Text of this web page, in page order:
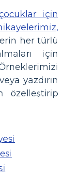
için
her türlü
için
yazdırın
özelleştirip